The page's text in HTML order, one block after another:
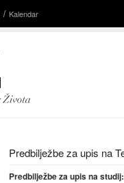
Kalendar
Predbilježbe za upis na
Predbilježbe za upis na